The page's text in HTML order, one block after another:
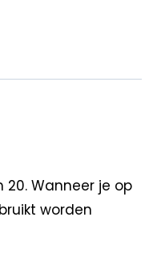
Wanneer je op
worden